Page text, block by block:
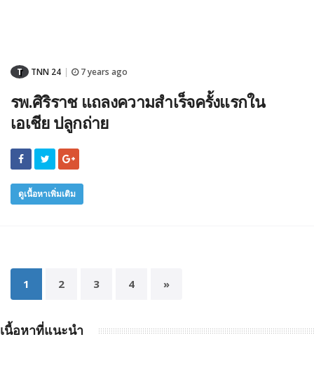
T TNN 24 7 years ago
รพ.ศิริราช แถลงความสำเร็จครั้งแรกใน
เอเชีย ปลูกถ่าย
ดูเนื้อหาเพิ่มเติม
1 2 3 4 »
เนื้อหาที่แนะนำ